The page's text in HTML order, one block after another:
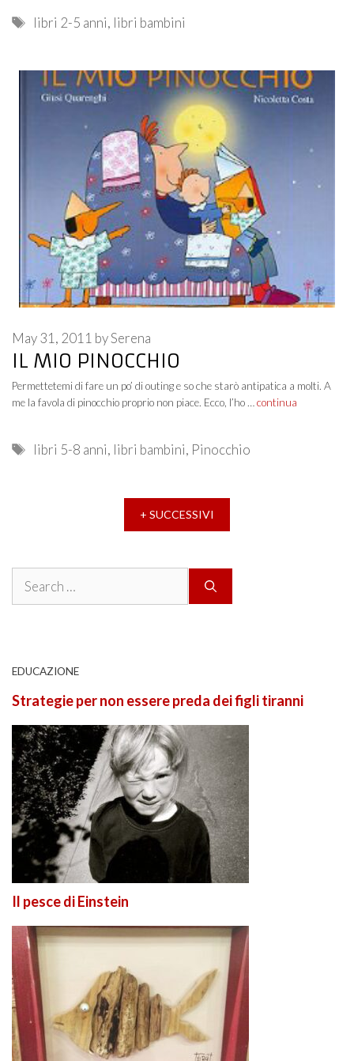
Tags
libri 2-5 anni, libri bambini
IL MIO PINOCCHIO
May 31, 2011 bySerena
Permettetemi di fare un po’ di outing e so che starò antipatica a molti. A
me la favola di pinocchio proprio non piace. Ecco, l’ho … continua
Tags
libri 5-8 anni, libri bambini, Pinocchio
+ SUCCESSIVI
Search
EDUCAZIONE
Strategie per non essere preda dei figli tiranni
Il pesce di Einstein